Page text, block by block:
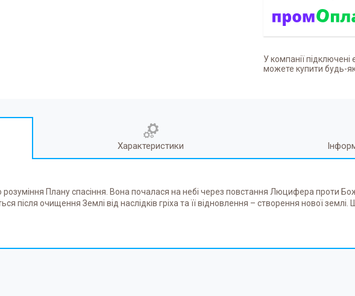
У компанії
можете купити будь-
Характеристики
Плану спасіння. Вона почалася на небі через повстання Люцифера проти
після очищення Землі від наслідків гріха та її відновлення – створення нової